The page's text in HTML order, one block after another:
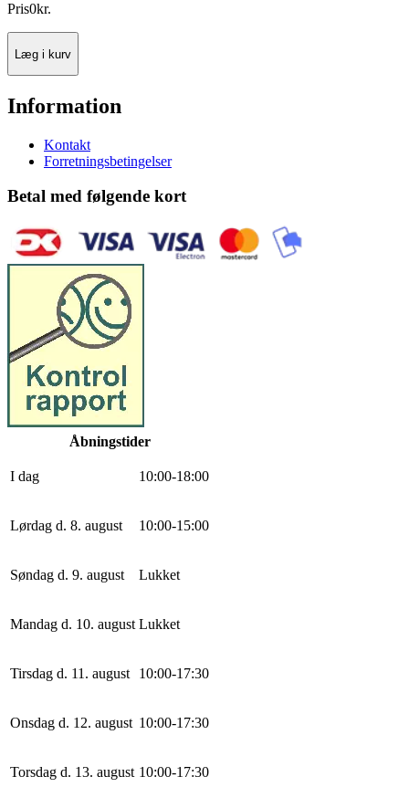
Pris0kr.
Læg i kurv
Information
Kontakt
Forretningsbetingelser
Betal med følgende kort
Åbningstider
I dag 10:00-18:00
Lørdag d. 8. august 10:00-15:00
Søndag d. 9. august Lukket
Mandag d. 10. august Lukket
Tirsdag d. 11. august 10:00-17:30
Onsdag d. 12. august 10:00-17:30
Torsdag d. 13. august 10:00-17:30